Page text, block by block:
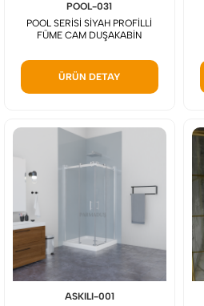
POOL-031
POOL SERİSİ SİYAH PROFİLLİ
FÜME CAM DUŞAKABİN
ÜRÜN DETAY
ASKILI-001